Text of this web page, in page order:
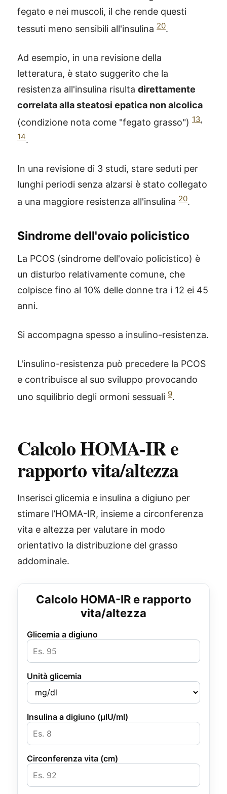
fegato e nei muscoli, il che rende questi
tessuti meno sensibili all'insulina 20.
Ad esempio, in una revisione della
letteratura, è stato suggerito che la
resistenza all'insulina risulta direttamente
correlata alla steatosi epatica non alcolica
(condizione nota come "fegato grasso") 13,
14.
In una revisione di 3 studi, stare seduti per
lunghi periodi senza alzarsi è stato collegato
a una maggiore resistenza all'insulina 20.
Sindrome dell'ovaio policistico
La PCOS (sindrome dell'ovaio policistico) è
un disturbo relativamente comune, che
colpisce fino al 10% delle donne tra i 12 ei 45
anni.
Si accompagna spesso a insulino-resistenza.
L'insulino-resistenza può precedere la PCOS
e contribuisce al suo sviluppo provocando
uno squilibrio degli ormoni sessuali 9.
Calcolo HOMA-IR e
rapporto vita/altezza
Inserisci glicemia e insulina a digiuno per
stimare l’HOMA-IR, insieme a circonferenza
vita e altezza per valutare in modo
orientativo la distribuzione del grasso
addominale.
Calcolo HOMA-IR e rapporto
vita/altezza
Glicemia a digiuno
Unità glicemia
Insulina a digiuno (µIU/ml)
Circonferenza vita (cm)